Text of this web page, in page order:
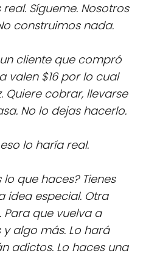
Sígueme. Nosotros
construimos nada.
cliente que compró
valen $16 por lo cual
Quiere cobrar, llevarse
No lo dejas hacerlo.
lo haría real.
lo que haces? Tienes
idea especial. Otra
que vuelva a
algo más. Lo hará
adictos. Lo haces una